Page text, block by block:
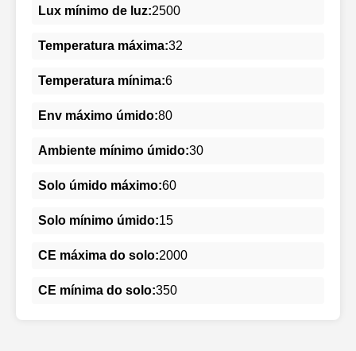
Lux mínimo de luz:2500
Temperatura máxima:32
Temperatura mínima:6
Env máximo úmido:80
Ambiente mínimo úmido:30
Solo úmido máximo:60
Solo mínimo úmido:15
CE máxima do solo:2000
CE mínima do solo:350